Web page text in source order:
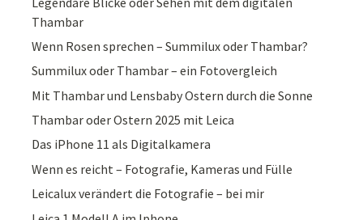
Thambar
Wenn Rosen sprechen – Summilux oder Thambar?
Summilux oder Thambar – ein Fotovergleich
Mit Thambar und Lensbaby Ostern durch die Sonne
Thambar oder Ostern 2025 mit Leica
Das iPhone 11 als Digitalkamera
Wenn es reicht – Fotografie, Kameras und Fülle
Leicalux verändert die Fotografie – bei mir